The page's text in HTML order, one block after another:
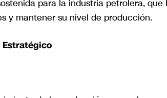
para la industria petrolera,
y mantener su nivel de producción.
Estratégico